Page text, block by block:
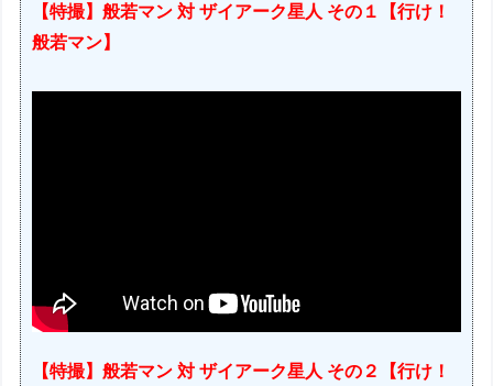
【特撮】般若マン 対 ザイアーク星人 その１【行け！
般若マン】
【特撮】般若マン 対 ザイアーク星人 その２【行け！